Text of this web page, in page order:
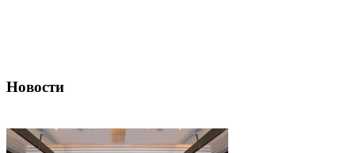
Новости